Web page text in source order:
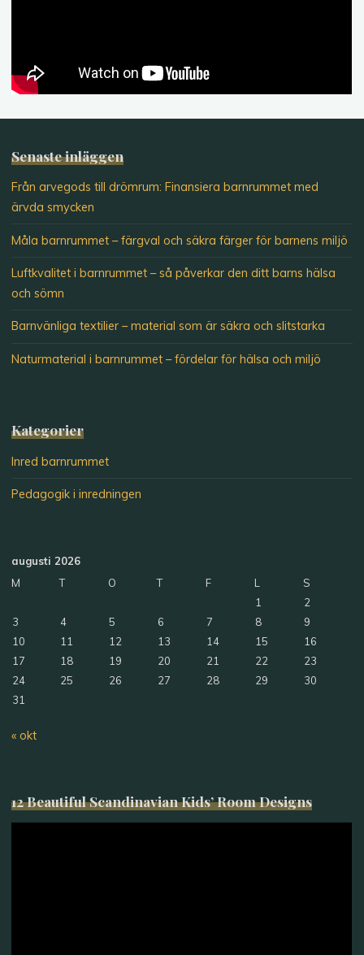
Senaste inläggen
Från arvegods till drömrum: Finansiera barnrummet med
ärvda smycken
Måla barnrummet – färgval och säkra färger för barnens miljö
Luftkvalitet i barnrummet – så påverkar den ditt barns hälsa
och sömn
Barnvänliga textilier – material som är säkra och slitstarka
Naturmaterial i barnrummet – fördelar för hälsa och miljö
Kategorier
Inred barnrummet
Pedagogik i inredningen
augusti 2026
M
T O T F L
S
1
2
3
4 5 6 7 8
9
10
11 12 13 14 15
16
17
18 19 20 21 22
23
24
25 26 27 28 29
30
31
« okt
12 Beautiful Scandinavian Kids’ Room Designs